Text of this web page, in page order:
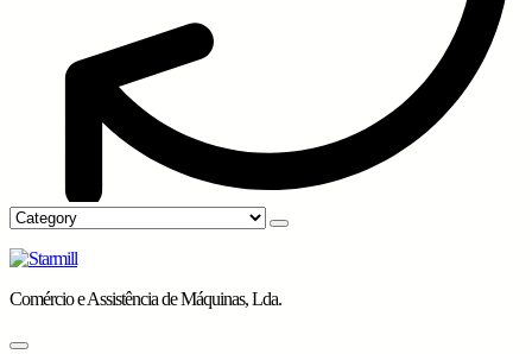
Comércio e Assistência de Máquinas, Lda.